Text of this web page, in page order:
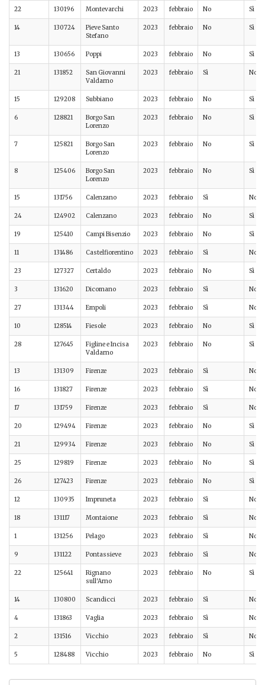
22 130196 Montevarchi 2023 febbraio No Sì
14 130724
Pieve Santo
Stefano
2023 febbraio No Sì
13 130656 Poppi 2023 febbraio No Sì
21 131852
San Giovanni
Valdarno
2023 febbraio Sì No
15 129208 Subbiano 2023 febbraio No Sì
6 128821
Borgo San
Lorenzo
2023 febbraio No Sì
7 125821
Borgo San
Lorenzo
2023 febbraio No Sì
8 125406
Borgo San
Lorenzo
2023 febbraio No Sì
15 131756 Calenzano 2023 febbraio Sì No
24 124902 Calenzano 2023 febbraio No Sì
19 125410 Campi Bisenzio 2023 febbraio No Sì
11 131486 Castelfiorentino 2023 febbraio Sì No
23 127327 Certaldo 2023 febbraio No Sì
3 131620 Dicomano 2023 febbraio Sì No
27 131344 Empoli 2023 febbraio Sì No
10 128514 Fiesole 2023 febbraio No Sì
28 127645
Figline e Incisa
Valdarno
2023 febbraio No Sì
13 131309 Firenze 2023 febbraio Sì No
16 131827 Firenze 2023 febbraio Sì No
17 131759 Firenze 2023 febbraio Sì No
20 129494 Firenze 2023 febbraio No Sì
21 129934 Firenze 2023 febbraio No Sì
25 129819 Firenze 2023 febbraio No Sì
26 127423 Firenze 2023 febbraio No Sì
12 130935 Impruneta 2023 febbraio Sì No
18 131117 Montaione 2023 febbraio Sì No
1 131256 Pelago 2023 febbraio Sì No
9 131122 Pontassieve 2023 febbraio Sì No
22 125641
Rignano
sull'Arno
2023 febbraio No Sì
14 130800 Scandicci 2023 febbraio Sì No
4 131863 Vaglia 2023 febbraio Sì No
2 131516 Vicchio 2023 febbraio Sì No
5 128488 Vicchio 2023 febbraio No Sì